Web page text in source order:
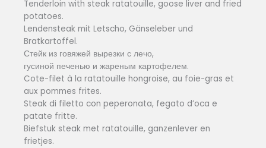
Tenderloin with steak ratatouille, goose liver and fried
potatoes.
Lendensteak mit Letscho, Gänseleber und
Bratkartoffel.
Стейк из говяжей вырезки с лечо,
гусиной печенью и жареным картофелем.
Cote-filet à la ratatouille hongroise, au foie-gras et
aux pommes frites.
Steak di filetto con peperonata, fegato d’oca e
patate fritte.
Biefstuk steak met ratatouille, ganzenlever en
frietjes.